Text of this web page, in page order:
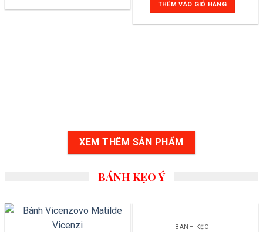
THÊM VÀO GIỎ HÀNG
XEM THÊM SẢN PHẨM
BÁNH KẸO Ý
BÁNH KẸO